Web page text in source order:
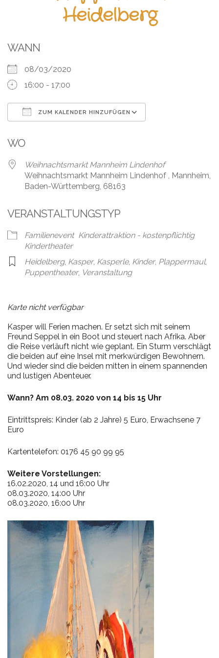
Events
Referenzen
Blog
Jobs
Partner/Links
Heidelberg
WANN
08/03/2020
16:00 - 17:00
ZUM KALENDER HINZUFÜGEN
WO
Weihnachtsmarkt Mannheim Lindenhof
Weihnachtsmarkt Mannheim Lindenhof , Mannheim,
Baden-Württemberg, 68163
VERANSTALTUNGSTYP
Familienevent Kinderattraktion - kostenpflichtig
Kindertheater
Heidelberg, Kasper, Kasperle, Kinder, Plappermaul,
Puppentheater, Veranstaltung
Karte nicht verfügbar
Kasper will Ferien machen. Er setzt sich mit seinem
Freund Seppel in ein Boot und steuert nach Afrika. Aber
die Reise verläuft nicht wie geplant. Ein Sturm verschlägt
die beiden auf eine Insel mit merkwürdigen Bewohnern.
Und wieder sind die beiden mitten in einem spannenden
und lustigen Abenteuer.
Wann? Am 08.03. 2020 von 14 bis 15 Uhr
Eintrittspreis: Kinder (ab 2 Jahre) 5 Euro, Erwachsene 7
Euro
Kartentelefon: 0176 45 90 99 95
Weitere Vorstellungen:
16.02.2020, 14 und 16:00 Uhr
08.03.2020, 14:00 Uhr
08.03.2020, 16:00 Uhr